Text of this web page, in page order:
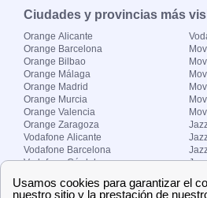
Ciudades y provincias más
Orange Alicante
Orange Barcelona
Orange Bilbao
Orange Málaga
Orange Madrid
Orange Murcia
Orange Valencia
Orange Zaragoza
Vodafone Alicante
Vodafone Barcelona
Vodafone Córdoba
Vodafone Madrid